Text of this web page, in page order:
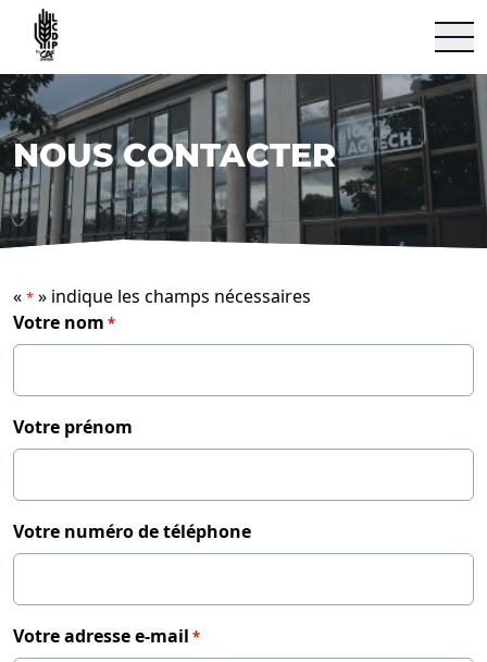
Aller au contenu
Le Village by CA Châteaudun
NOUS CONTACTER
« * » indique les champs nécessaires
Votre nom *
Votre prénom
Votre numéro de téléphone
Votre adresse e-mail *